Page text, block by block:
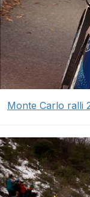
Monte Carlo ralli